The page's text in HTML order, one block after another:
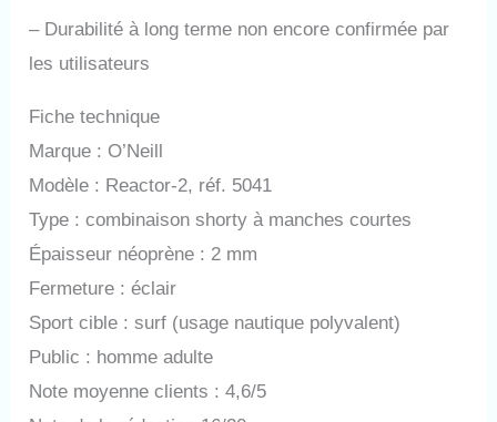
–Durabilité à long terme non encore confirmée par
les utilisateurs
Fiche technique
Marque : O’Neill
Modèle : Reactor-2, réf. 5041
Type : combinaison shorty à manches courtes
Épaisseur néoprène : 2 mm
Fermeture : éclair
Sport cible : surf (usage nautique polyvalent)
Public : homme adulte
Note moyenne clients : 4,6/5